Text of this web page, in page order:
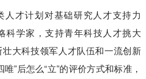
才计划对基础研究人才支持力
科学家，支持青年科技人才挑大
大科技领军人才队伍和一流创新
”后怎么“立”的评价方式和标准，